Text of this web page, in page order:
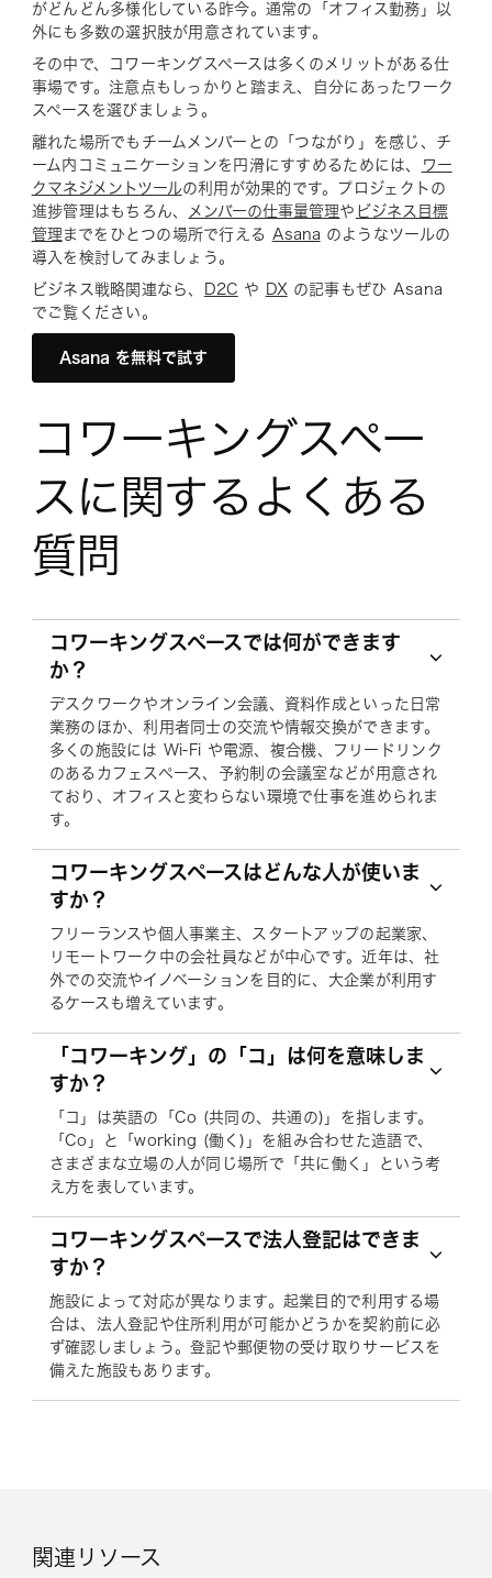
がどんどん多様化している昨今。通常の「オフィス勤務」以
外にも多数の選択肢が用意されています。
その中で、コワーキングスペースは多くのメリットがある仕
事場です。注意点もしっかりと踏まえ、自分にあったワーク
スペースを選びましょう。
離れた場所でもチームメンバーとの「つながり」を感じ、チ
ーム内コミュニケーションを円滑にすすめるためには、
ワー
クマネジメントツールの利用が効果的です。プロジェクトの
進捗管理はもちろん、
メンバーの仕事量管理や ビジネス目標
管理 までをひとつの場所で行える Asana のようなツールの
導入を検討してみましょう。
ビジネス戦略関連なら、 D2C や DX の記事もぜひ Asana
でご覧ください。
Asana を無料で試す
コワーキングスペー
スに関するよくある
質問
コワーキングスペースでは何ができます
か？
デスクワークやオンライン会議、資料作成といった日常
業務のほか、利用者同士の交流や情報交換ができます。
多くの施設には Wi-Fi や電源、複合機、フリードリンク
のあるカフェスペース、予約制の会議室などが用意され
ており、オフィスと変わらない環境で仕事を進められま
す。
コワーキングスペースはどんな人が使いま
すか？
フリーランスや個人事業主、スタートアップの起業家、
リモートワーク中の会社員などが中心です。近年は、社
外での交流やイノベーションを目的に、大企業が利用す
るケースも増えています。
「コワーキング」の「コ」は何を意味しま
すか？
「コ」は英語の「Co (共同の、共通の)」を指します。
「Co」と「working (働く)」を組み合わせた造語で、
さまざまな立場の人が同じ場所で「共に働く」という考
え方を表しています。
コワーキングスペースで法人登記はできま
すか？
施設によって対応が異なります。起業目的で利用する場
合は、法人登記や住所利用が可能かどうかを契約前に必
ず確認しましょう。登記や郵便物の受け取りサービスを
備えた施設もあります。
関連リソース